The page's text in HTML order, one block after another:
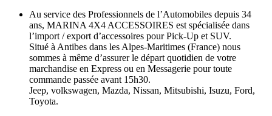
Au service des Professionnels de l’Automobiles depuis 34
ans, MARINA 4X4 ACCESSOIRES est spécialisée dans
l’import / export d’accessoires pour Pick-Up et SUV.
Situé à Antibes dans les Alpes-Maritimes (France) nous
sommes à même d’assurer le départ quotidien de votre
marchandise en Express ou en Messagerie pour toute
commande passée avant 15h30.
Jeep, volkswagen, Mazda, Nissan, Mitsubishi, Isuzu, Ford,
Toyota.